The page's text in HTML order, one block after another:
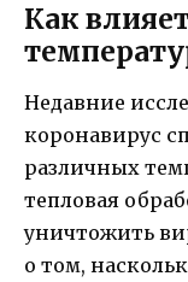
Как
Недавние
коронавирус
различных
тепловая
уничтожить
о том,